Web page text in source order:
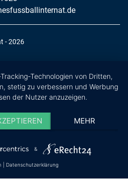
- 2026
Technologien von Dritten,
stetig zu verbessern und Werbung
der Nutzer anzuzeigen.
MEHR
&
Datenschutzerklärung